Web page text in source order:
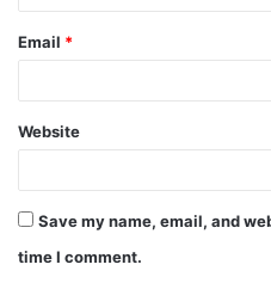
Email *
Website
Save my name, email, and
time I comment.